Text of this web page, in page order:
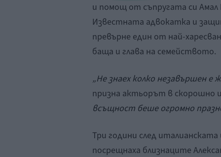
и помощ от съпругата си Амал
Известната адвокатка и
превърне един от най-
баща и глава на семейството.
„Не знаех колко незавършен
призна актьорът в скорошно
всъщност беше огромно
Три години след
посрещнаха близнаците